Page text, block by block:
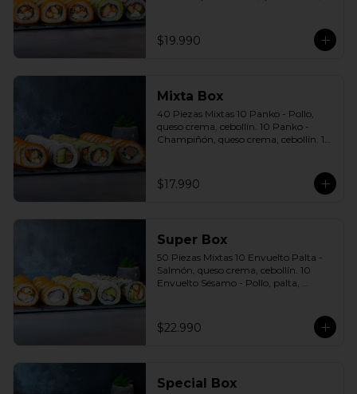
a elección soya o agridulce Bless + 3
palitos
$19.990
Mixta Box
40 Piezas Mixtas 10 Panko - Pollo,
queso crema, cebollín. 10 Panko -
Champiñón, queso crema, cebollín. 10
palta, cebollín. Incluye: 2 Salsa soya 2
Salsa agridulce Bless 3 palitos
$17.990
Super Box
50 Piezas Mixtas 10 Envuelto Palta -
Salmón, queso crema, cebollín. 10
Envuelto Sésamo - Pollo, palta,
Pollo, queso crema, cebollín. 10 Panko
- Camarón, queso crema, cebollín
$22.990
Special Box